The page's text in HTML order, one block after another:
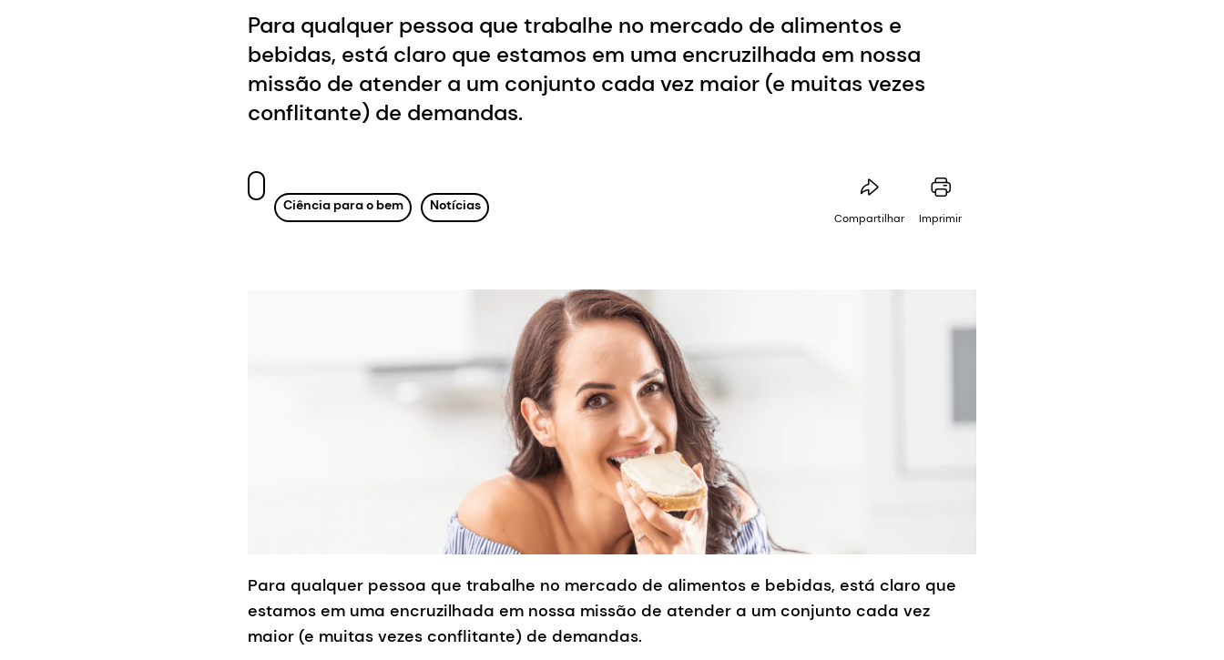
Para qualquer pessoa que trabalhe no mercado de alimentos e
bebidas, está claro que estamos em uma encruzilhada em nossa
missão de atender a um conjunto cada vez maior (e muitas vezes
conflitante) de demandas.
Ciência para o bem Notícias
Compartilhar Imprimir
Para qualquer pessoa que trabalhe no mercado de alimentos e bebidas, está claro que
estamos em uma encruzilhada em nossa missão de atender a um conjunto cada vez
maior (e muitas vezes conflitante) de demandas.